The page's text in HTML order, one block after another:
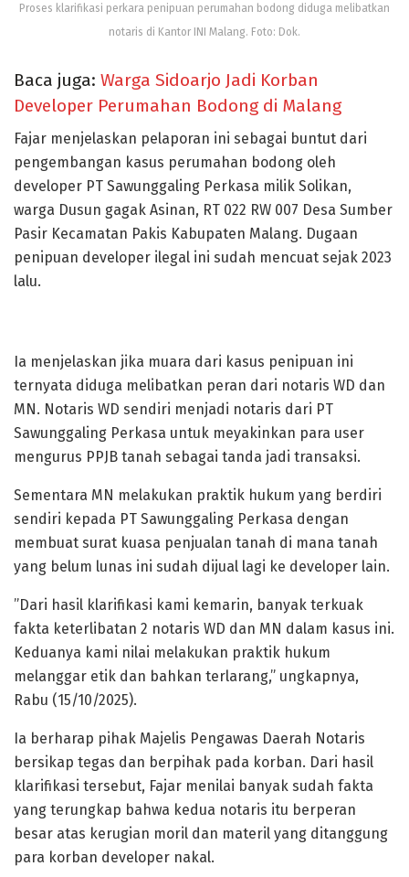
Proses klarifikasi perkara penipuan perumahan bodong diduga melibatkan
notaris di Kantor INI Malang. Foto: Dok.
Baca juga: Warga Sidoarjo Jadi Korban
Developer Perumahan Bodong di Malang
Fajar menjelaskan pelaporan ini sebagai buntut dari
pengembangan kasus perumahan bodong oleh
developer PT Sawunggaling Perkasa milik Solikan,
warga Dusun gagak Asinan, RT 022 RW 007 Desa Sumber
Pasir Kecamatan Pakis Kabupaten Malang. Dugaan
penipuan developer ilegal ini sudah mencuat sejak 2023
lalu.
Ia menjelaskan jika muara dari kasus penipuan ini
ternyata diduga melibatkan peran dari notaris WD dan
MN. Notaris WD sendiri menjadi notaris dari PT
Sawunggaling Perkasa untuk meyakinkan para user
mengurus PPJB tanah sebagai tanda jadi transaksi.
Sementara MN melakukan praktik hukum yang berdiri
sendiri kepada PT Sawunggaling Perkasa dengan
membuat surat kuasa penjualan tanah di mana tanah
yang belum lunas ini sudah dijual lagi ke developer lain.
”Dari hasil klarifikasi kami kemarin, banyak terkuak
fakta keterlibatan 2 notaris WD dan MN dalam kasus ini.
Keduanya kami nilai melakukan praktik hukum
melanggar etik dan bahkan terlarang,” ungkapnya,
Rabu (15/10/2025).
Ia berharap pihak Majelis Pengawas Daerah Notaris
bersikap tegas dan berpihak pada korban. Dari hasil
klarifikasi tersebut, Fajar menilai banyak sudah fakta
yang terungkap bahwa kedua notaris itu berperan
besar atas kerugian moril dan materil yang ditanggung
para korban developer nakal.